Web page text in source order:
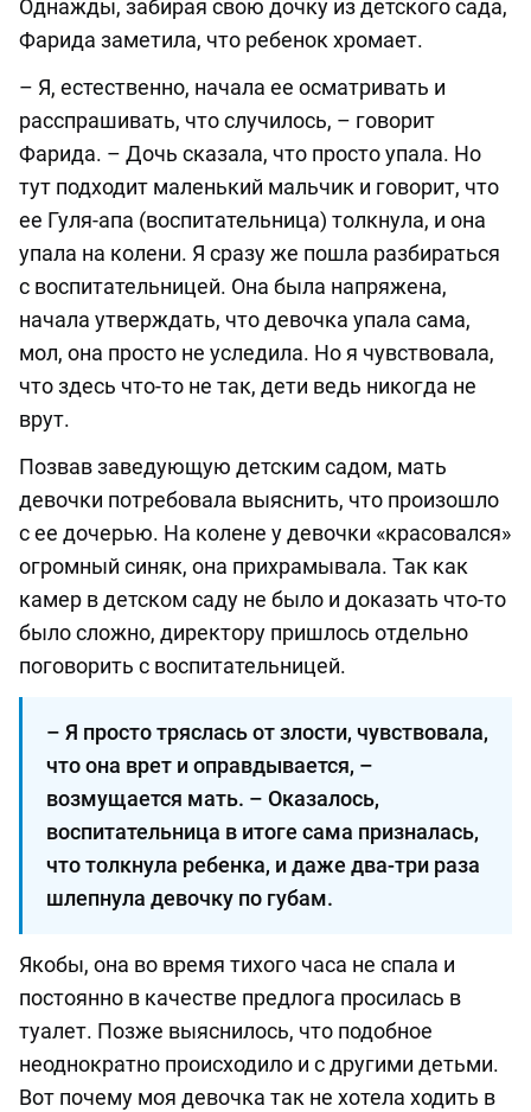
Однажды, забирая свою дочку из детского сада,
Фарида заметила, что ребенок хромает.
– Я, естественно, начала ее осматривать и
расспрашивать, что случилось, – говорит
Фарида. – Дочь сказала, что просто упала. Но
тут подходит маленький мальчик и говорит, что
ее Гуля-апа (воспитательница) толкнула, и она
упала на колени. Я сразу же пошла разбираться
с воспитательницей. Она была напряжена,
начала утверждать, что девочка упала сама,
мол, она просто не уследила. Но я чувствовала,
что здесь что-то не так, дети ведь никогда не
врут.
Позвав заведующую детским садом, мать
девочки потребовала выяснить, что произошло
с ее дочерью. На колене у девочки «красовался»
огромный синяк, она прихрамывала. Так как
камер в детском саду не было и доказать что-то
было сложно, директору пришлось отдельно
поговорить с воспитательницей.
– Я просто тряслась от злости, чувствовала,
что она врет и оправдывается, –
возмущается мать. – Оказалось,
воспитательница в итоге сама призналась,
что толкнула ребенка, и даже два-три раза
шлепнула девочку по губам.
Якобы, она во время тихого часа не спала и
постоянно в качестве предлога просилась в
туалет. Позже выяснилось, что подобное
неоднократно происходило и с другими детьми.
Вот почему моя девочка так не хотела ходить в